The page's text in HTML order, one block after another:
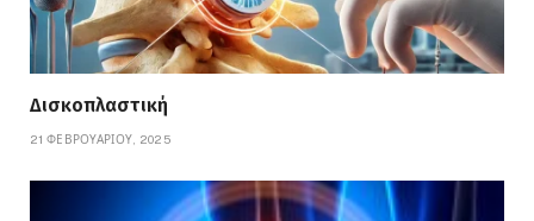
Δισκοπλαστική
21 ΦΕΒΡΟΥΑΡΊΟΥ, 2025